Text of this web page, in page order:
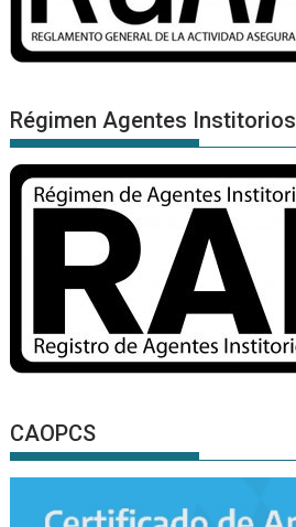
Régimen Agentes Institorios
CAOPCS